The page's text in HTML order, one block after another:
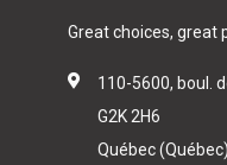
Great choices, great
110-5600, boul.
G2K 2H6
Québec